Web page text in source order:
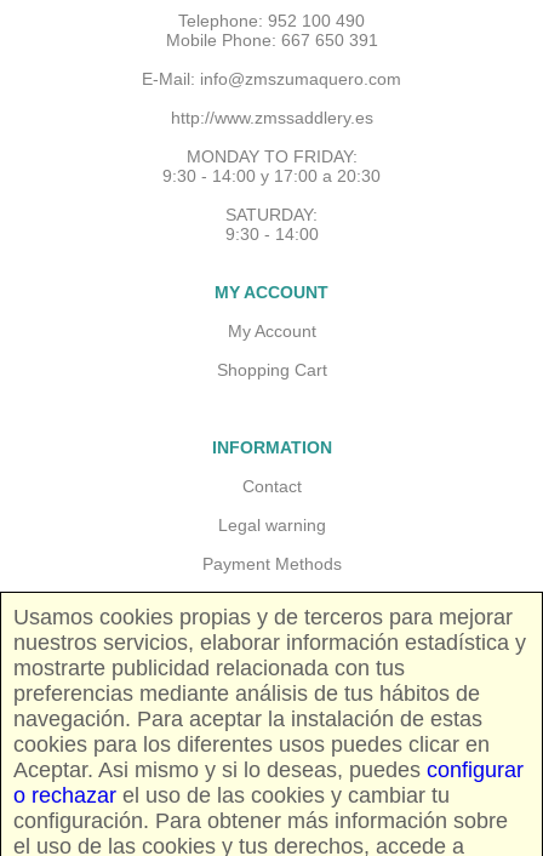
Telephone: 952 100 490
Mobile Phone: 667 650 391
E-Mail: info@zmszumaquero.com
http://www.zmssaddlery.es
MONDAY TO FRIDAY:
9:30 - 14:00 y 17:00 a 20:30
SATURDAY:
9:30 - 14:00
MY ACCOUNT
My Account
Shopping Cart
INFORMATION
Contact
Legal warning
Payment Methods
Shipping costs
Pricing and availability
FOLLOW US
Usamos cookies propias y de terceros para mejorar
nuestros servicios, elaborar información estadística y
mostrarte publicidad relacionada con tus
preferencias mediante análisis de tus hábitos de
navegación. Para aceptar la instalación de estas
cookies para los diferentes usos puedes clicar en
Aceptar. Asi mismo y si lo deseas, puedes configurar
o rechazar el uso de las cookies y cambiar tu
configuración. Para obtener más información sobre
el uso de las cookies y tus derechos, accede a